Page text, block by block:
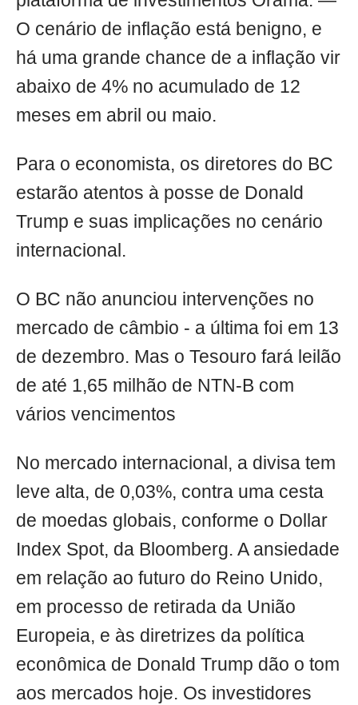
O cenário de inflação está benigno, e
há uma grande chance de a inflação vir
abaixo de 4% no acumulado de 12
meses em abril ou maio.
Para o economista, os diretores do BC
estarão atentos à posse de Donald
Trump e suas implicações no cenário
internacional.
O BC não anunciou intervenções no
mercado de câmbio - a última foi em 13
de dezembro. Mas o Tesouro fará leilão
de até 1,65 milhão de NTN-B com
vários vencimentos
No mercado internacional, a divisa tem
leve alta, de 0,03%, contra uma cesta
de moedas globais, conforme o Dollar
Index Spot, da Bloomberg. A ansiedade
em relação ao futuro do Reino Unido,
em processo de retirada da União
Europeia, e às diretrizes da política
econômica de Donald Trump dão o tom
aos mercados hoje. Os investidores